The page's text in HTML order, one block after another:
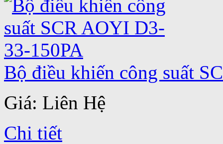
Bộ điều khiến công suất
Giá: Liên Hệ
Chi tiết